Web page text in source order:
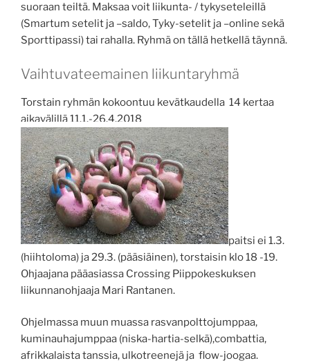
suoraan teiltä. Maksaa voit liikunta- / tykyseteleillä
(Smartum setelit ja –saldo, Tyky-setelit ja –online sekä
Sporttipassi) tai rahalla. Ryhmä on tällä hetkellä täynnä.
Vaihtuvateemainen liikuntaryhmä
Torstain ryhmän kokoontuu kevätkaudella 14 kertaa
aikavälillä 11.1.-26.4.2018
paitsi ei 1.3.
(hiihtoloma) ja 29.3. (pääsiäinen), torstaisin klo 18 -19.
Ohjaajana pääasiassa Crossing Piippokeskuksen
liikunnanohjaaja Mari Rantanen.
Ohjelmassa muun muassa rasvanpolttojumppaa,
kuminauhajumppaa (niska-hartia-selkä),combattia,
afrikkalaista tanssia, ulkotreenejä ja flow-joogaa.